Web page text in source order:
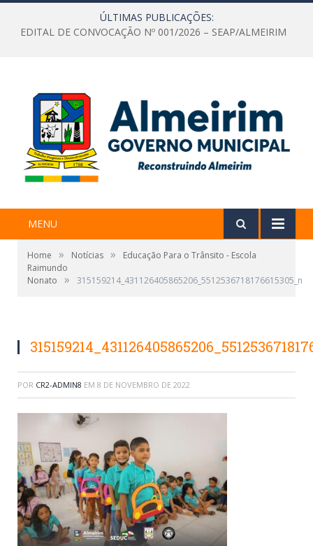
ÚLTIMAS PUBLICAÇÕES:
EDITAL DE CONVOCAÇÃO Nº 001/2026 – SEAP/ALMEIRIM
MENU
Home » Notícias »
Educação Para o Trânsito - Escola
Raimundo
Nonato
» 315159214_431126405865206_5512536718176615305_n
POR CR2-ADMIN8 EM 8 DE NOVEMBRO DE 2022